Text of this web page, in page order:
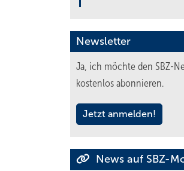
Newsletter
Ja, ich möchte den SBZ-
kostenlos abonnieren.
Jetzt anmelden!
News auf SBZ-